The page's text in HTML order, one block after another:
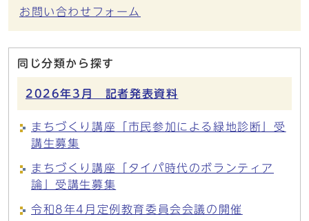
お問い合わせフォーム
同じ分類から探す
2026年3月 記者発表資料
まちづくり講座「市民参加による緑地診断」受
講生募集
まちづくり講座「タイパ時代のボランティア
論」受講生募集
令和8年4月定例教育委員会会議の開催